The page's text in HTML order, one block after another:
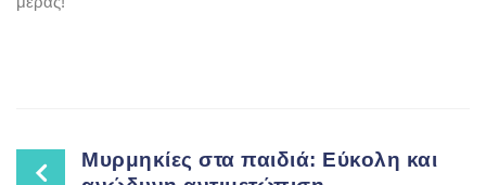
Μυρμηκίες στα παιδιά: Εύκολη και